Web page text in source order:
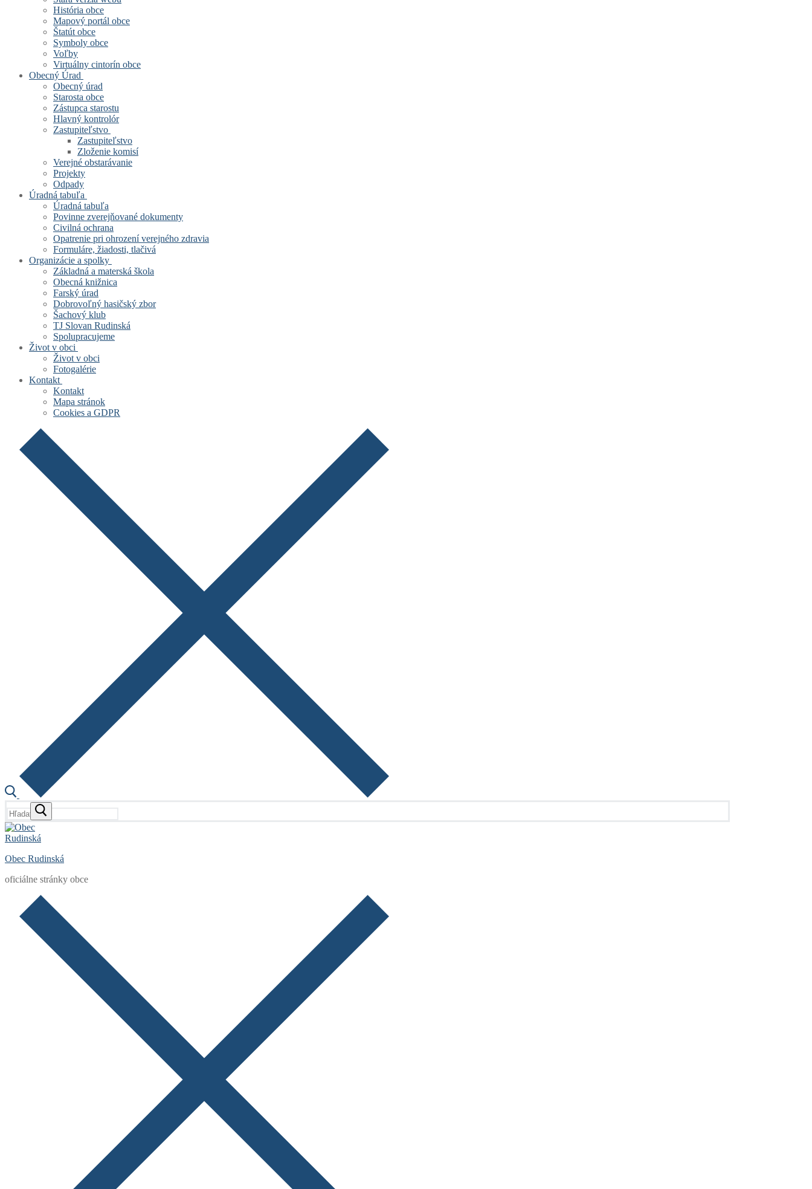
História obce
Mapový portál obce
Štatút obce
Symboly obce
Voľby
Virtuálny cintorín obce
Obecný Úrad
Obecný úrad
Starosta obce
Zástupca starostu
Hlavný kontrolór
Zastupiteľstvo
Zastupiteľstvo
Zloženie komisí
Verejné obstarávanie
Projekty
Odpady
Úradná tabuľa
Úradná tabuľa
Povinne zverejňované dokumenty
Civilná ochrana
Opatrenie pri ohrození verejného zdravia
Formuláre, žiadosti, tlačivá
Organizácie a spolky
Základná a materská škola
Obecná knižnica
Farský úrad
Dobrovoľný hasičský zbor
Šachový klub
TJ Slovan Rudinská
Spolupracujeme
Život v obci
Život v obci
Fotogalérie
Kontakt
Kontakt
Mapa stránok
Cookies a GDPR
Hľadať:
Obec Rudinská
oficiálne stránky obce